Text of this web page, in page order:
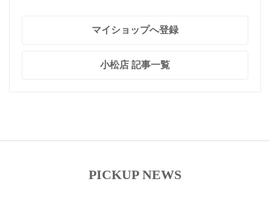
マイショップへ登録
小松店 記事一覧
PICKUP NEWS